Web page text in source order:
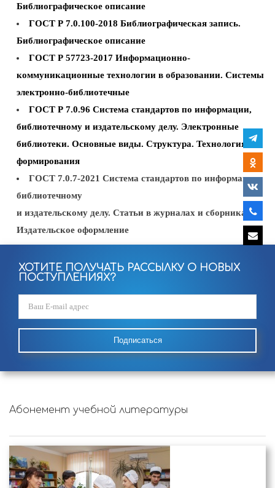
Библиографическое описание
ГОСТ Р 7.0.100-2018 Библиографическая запись.
Библиографическое описание
ГОСТ Р 57723-2017 Информационно-
коммуникационные технологии в образовании. Системы
электронно-библиотечные
ГОСТ Р 7.0.96 Система стандартов по информации,
библиотечному и издательскому делу. Электронные
библиотеки. Основные виды. Структура. Технология
формирования
ГОСТ 7.0.7-2021 Система стандартов по информации,
библиотечному
и издательскому делу. Статьи в журналах и сборниках.
Издательское оформление
ХОТИТЕ ПОЛУЧАТЬ РАССЫЛКУ О НОВЫХ
ПОСТУПЛЕНИЯХ?
Подписаться
Абонемент учебной литературы